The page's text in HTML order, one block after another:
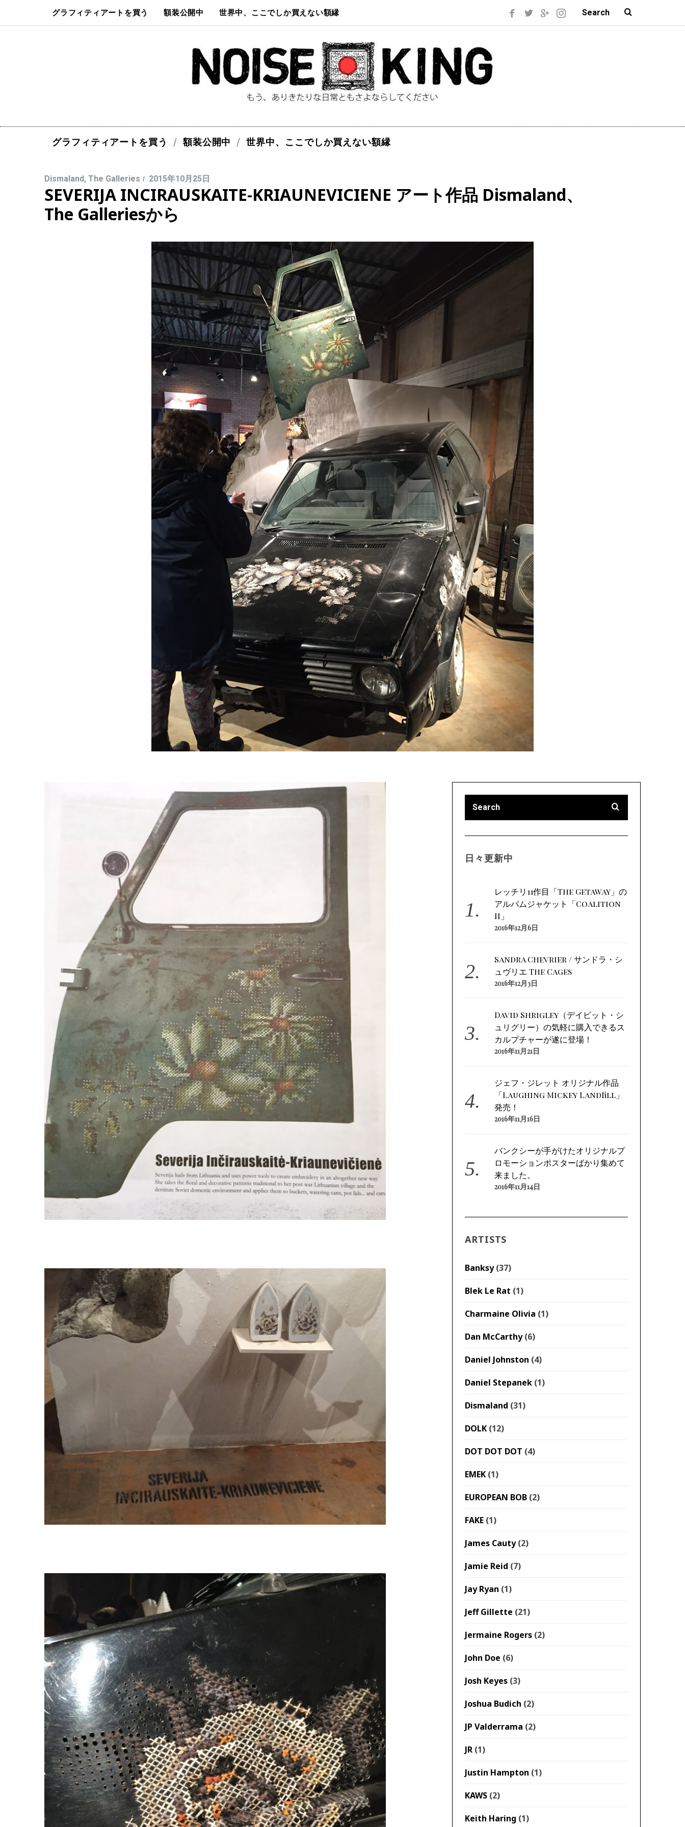
グラフィティアートを買う 額装公開中 世界中、ここでしか買えない額縁
グラフィティアートを買う 額装公開中 世界中、ここでしか買えない額縁
Dismaland, The Galleries 2015年10月25日
SEVERIJA INCIRAUSKAITE-KRIAUNEVICIENE アート作品 Dismaland、
The Galleriesから
日々更新中
レッチリ11作目「The Getaway」の
アルバムジャケット「Coalition
II」
2016年12月6日
Sandra Chevrier / サンドラ・シ
ュヴリエ The Cages
2016年12月3日
David Shrigley（デイビット・シ
ュリグリー）の気軽に購入できるス
カルプチャーが遂に登場！
2016年11月21日
ジェフ・ジレット オリジナル作品
「Laughing Mickey Landfill」
発売！
2016年11月16日
バンクシーが手がけたオリジナルプ
ロモーションポスターばかり集めて
来ました。
2016年11月14日
ARTISTS
Banksy(37)
Blek Le Rat (1)
Charmaine Olivia (1)
Dan McCarthy(6)
Daniel Johnston (4)
Daniel Stepanek (1)
Dismaland (31)
DOLK (12)
DOT DOT DOT (4)
EMEK (1)
EUROPEAN BOB (2)
FAKE (1)
James Cauty(2)
Jamie Reid (7)
Jay Ryan (1)
Jeff Gillette (21)
Jermaine Rogers (2)
John Doe (6)
Josh Keyes (3)
Joshua Budich (2)
JP Valderrama (2)
JR (1)
Justin Hampton (1)
KAWS (2)
Keith Haring (1)